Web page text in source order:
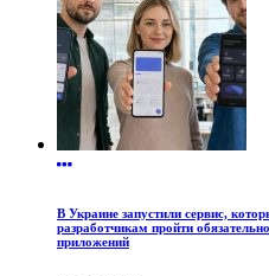
В Украине запустили сервис,
разработчикам пройти
приложений